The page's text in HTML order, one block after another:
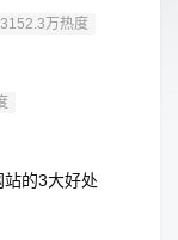
3152.3万热度
的3大好处